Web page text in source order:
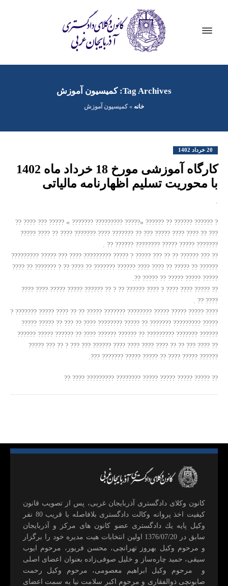
Tag Archives: کمیسیون آموزش
خانه »کمیسیون آموزش
20 خرداد 1402
کارگاه آموزشی مورخ 18 خرداد ماه 1402
با محوریت تسلیم اظهارنامه مالیاتی
.
? ?????? ?????? ?? ?????? «????? ????????? ??????? » ????? ??? ???? ??
??? ?? ???? ???? ????? ??? ?? ??????? ???? ??????? ???? ?? ???? ?????
??????? ????? ????? ???????? ?????? ?? .
?? ??? ?????? ?? ?? ??? ????? ? ????? ????????? ???? ??? ????? ?????????
?????? ?? ????? ?? ???? ???? ?????? ??????? ?? ???? ?? ? ??????? ?? ????
????? ????? ????? ?? ????? ??.
?? ????? ???? ???? ? ???? ?????? ?? ? ?? ?????? ????? ????? ???? ????
???? ?? .
???? ????? ????? ????? ???????? ??????? ????? ?? ?? ???? ????? ??????? ?
????? ????????? ??????? ?? ????? ???????? ???? ?? ??? ?? ????? ?????
?????? ??????? ????????? ?? ?????? ?????? ???? ?? ?????? ????? ??????
?? ???? ??? ?? ?? ???? ???? ???? ???? ?????? ??? ??? ? ?? ??? ?????
?????? ????? ???? ?? ????? ????? ??????? ???.
?? ????? ????? ????? ????? ???????? ????????? ???? ??
كانون وكلای دادگستری آذربايجان غربی، پس از تصويب قانون
كيفيت اخذ پروانه وكالت دادگستری بلافاصله با قريب 80 نفر
وكيل پايه يك دادگستری عضو كانون های مركز و آذربايجان
سابق در 1376/07/20 اولين انتخابات هيت مديره خود را برگزار
و مرحوم وکیل بهروز تهرانچی، محسن فريور، مرحوم ايوب
سيفی، حميد چاره‌ساز و خليل صوفی‌زاده بعنوان اعضای اصلی
و مرحوم وکیل ابراهيم معصومی، مرحوم وکیل رحمت
صابونچی ذوالفقاری و مرحوم اكبر سلامت نيا به سمت اعضای